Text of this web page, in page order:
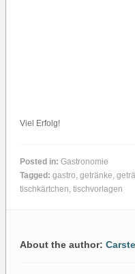
Viel Erfolg!
Posted in: Gastronomie
Tagged: gastro, getränke,
tischkärtchen, tischvorlagen
About the author: